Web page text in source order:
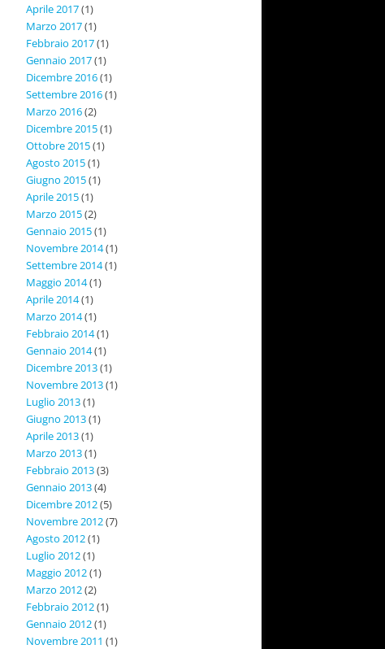
Aprile 2017(1)
Marzo 2017(1)
Febbraio 2017(1)
Gennaio 2017(1)
Dicembre 2016(1)
Settembre 2016(1)
Marzo 2016(2)
Dicembre 2015(1)
Ottobre 2015(1)
Agosto 2015(1)
Giugno 2015(1)
Aprile 2015(1)
Marzo 2015(2)
Gennaio 2015(1)
Novembre 2014(1)
Settembre 2014(1)
Maggio 2014(1)
Aprile 2014(1)
Marzo 2014(1)
Febbraio 2014(1)
Gennaio 2014(1)
Dicembre 2013(1)
Novembre 2013(1)
Luglio 2013(1)
Giugno 2013(1)
Aprile 2013(1)
Marzo 2013(1)
Febbraio 2013(3)
Gennaio 2013(4)
Dicembre 2012(5)
Novembre 2012(7)
Agosto 2012(1)
Luglio 2012(1)
Maggio 2012(1)
Marzo 2012(2)
Febbraio 2012(1)
Gennaio 2012(1)
Novembre 2011 (1)